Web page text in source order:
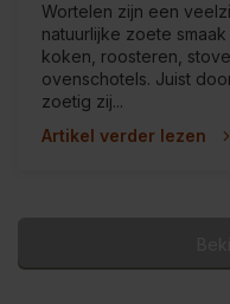
Wortelen zijn een
natuurlijke zoete
koken, roosteren,
ovenschotels. Juist
zoetig zij...
Artikel verder lezen